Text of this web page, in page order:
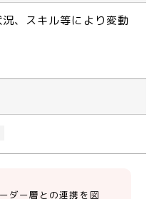
、スキル等により変動
ダー層との連携を図